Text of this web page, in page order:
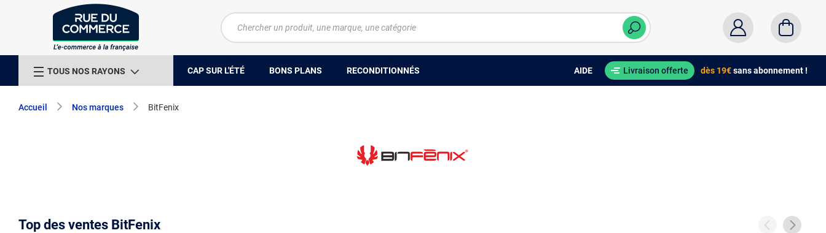
TOUS NOS RAYONS CAP SUR L'ÉTÉ BONS PLANS RECONDITIONNÉS AIDE Livraison offerte dès 19€sans abonnement !
Accueil Nos marques BitFenix
Top des ventes BitFenix